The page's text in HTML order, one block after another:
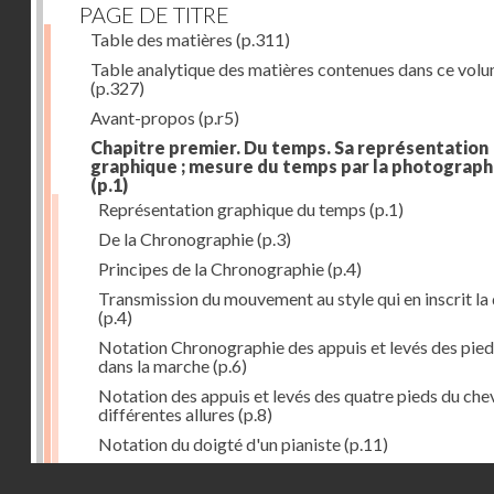
PAGE DE TITRE
Table des matières (p.311)
Table analytique des matières contenues dans ce
(p.327)
Avant-propos (p.r5)
Chapitre premier. Du temps. Sa représentation
graphique ; mesure du temps par la
(p.1)
Représentation graphique du temps (p.1)
De la Chronographie(p.3)
Principes de la Chronographie(p.4)
Transmission du mouvement au style qui en inscrit la
(p.4)
Notation Chronographie des appuis et levés des
dans la marche(p.6)
Notation des appuis et levés des quatre pieds du
différentes allures (p.8)
Notation du doigté d'un pianiste(p.11)